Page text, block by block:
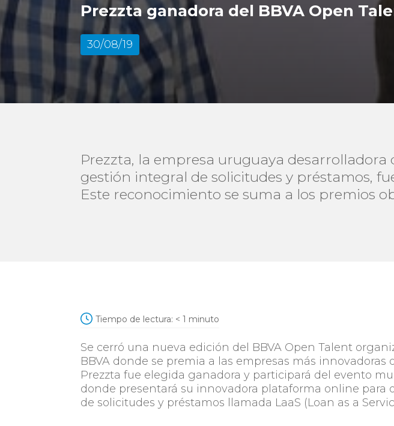
Prezzta ganadora del BBVA Open
30/08/19
Prezzta, la empresa uruguaya
gestión integral de solicitudes y préstamos,
Este reconocimiento se suma a los premios
Tiempo de lectura: < 1 minuto
Se cerró una nueva edición del BBVA Open Talent
BBVA donde se premia a las empresas más innovadoras
Prezzta fue elegida ganadora y participará del evento
donde presentará su innovadora plataforma online para
de solicitudes y préstamos llamada LaaS (Loan as a